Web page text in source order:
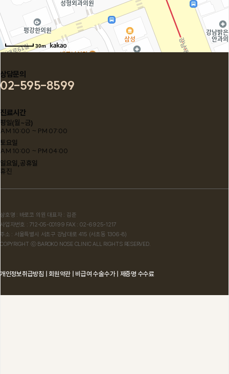
30m
상담문의
02-595-8599
진료시간
평일(월~금)
AM 10:00 ~ PM 07:00
토요일
AM 10:00 ~ PM 04:00
일요일,공휴일
휴진
상호명 : 바로코 의원 대표자 : 김준
사업자번호 : 712-05-00199 FAX : 02-6925-1217
주소 : 서울특별시 서초구 강남대로 415 (서초동 1306-8)
COPYRIGHT ⓒ BAROKO NOSE CLINIC ALL RIGHTS RESERVED.
개인정보취급방침 | 회원약관 | 비급여 수술수가 | 제증명 수수료